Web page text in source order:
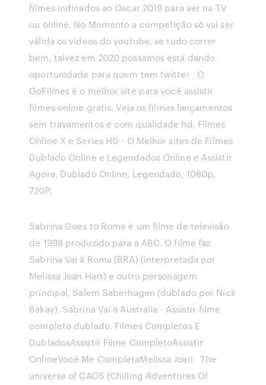
filmes indicados ao Oscar 2019 para ver na TV
ou online. No Momento a competição só vai ser
válida os vídeos do youtube. se tudo correr
bem, talvez em 2020 possamos está dando
oportunidade para quem tem twitter O
GoFilmes é o melhor site para você assistir
filmes online gratis. Veja os filmes lançamentos
sem travamentos e com qualidade hd. Filmes
Online X e Series HD - O Melhor sites de Filmes
Dublado Online e Legendados Online e Assistir
Agora, Dublado Online, Legendado, 1080p,
720P,
Sabrina Goes to Rome é um filme de televisão
de 1998 produzido para a ABC. O filme faz
Sabrina Vai à Roma (BRA) (interpretada por
Melissa Joan Hart) e outro personagem
principal, Salem Saberhagen (dublado por Nick
Bakay). Sabrina Vai à Austrália - Assistir filme
completo dublado. Filmes Completos E
DubladosAssistir Filme CompletoAssistir
OnlineVocê Me CompletaMelissa Joan The
universe of CAOS (Chilling Adventures Of